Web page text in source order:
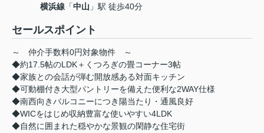
横浜線 「中山 」駅 徒歩40分
セールスポイント
～ 仲介手数料0円対象物件 ～
◆約17.5帖のLDK＋くつろぎの畳コーナー3帖
◆家族との会話が弾む開放感ある対面キッチン
◆可動棚付き大型パントリーを備えた便利な2WAY仕様
◆南西向きバルコニーにつき陽当たり・通風良好
◆WICをはじめ収納豊富な使いやすい4LDK
◆自然に囲まれた穏やかな景観の閑静な住宅街